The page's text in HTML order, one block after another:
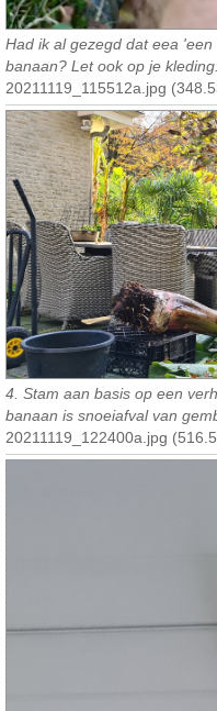
Had ik al gezegd dat eea
banaan? Let ook op je
20211119_115512a.jpg
4. Stam aan basis op een
banaan is snoeiafval van
20211119_122400a.jpg